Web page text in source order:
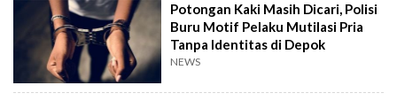
Potongan Kaki Masih Dicari, Polisi
Buru Motif Pelaku Mutilasi Pria
Tanpa Identitas di Depok
NEWS